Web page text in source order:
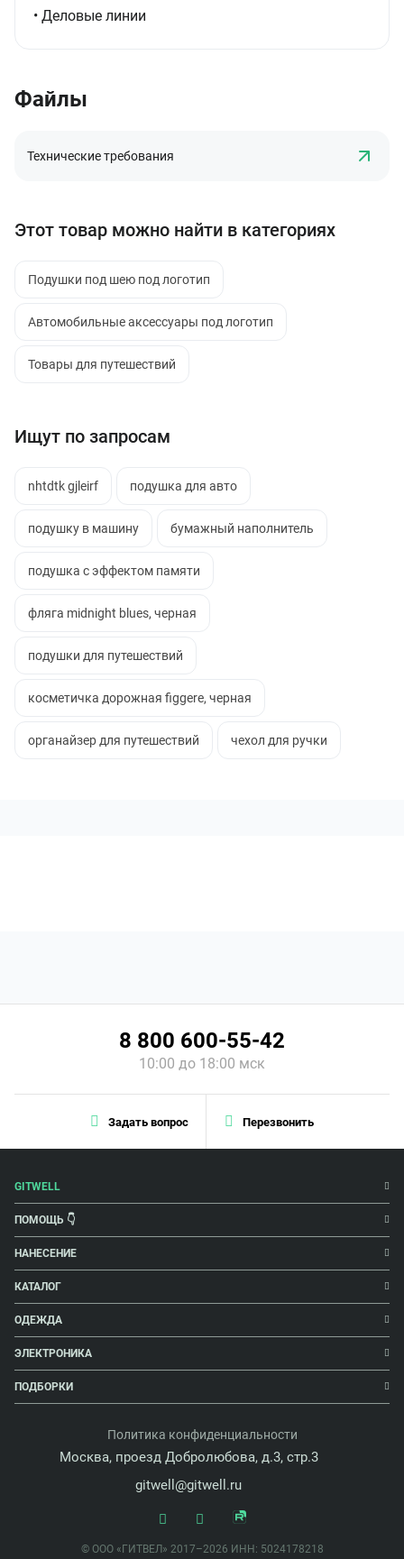
• Деловые линии
Файлы
Технические требования
Этот товар можно найти в категориях
Подушки под шею под логотип
Автомобильные аксессуары под логотип
Товары для путешествий
Ищут по запросам
nhtdtk gjleirf подушка для авто
подушку в машину бумажный наполнитель
подушка с эффектом памяти
фляга midnight blues, черная
подушки для путешествий
косметичка дорожная figgere, черная
органайзер для путешествий чехол для ручки
Задать вопрос Перезвонить
8 800 600-55-42
10:00 до 18:00 мск
GITWELL
ПОМОЩЬ 👇
НАНЕСЕНИЕ
КАТАЛОГ
ОДЕЖДА
ЭЛЕКТРОНИКА
ПОДБОРКИ
Политика конфиденциальности
Москва, проезд Добролюбова, д.3, стр.3
gitwell@gitwell.ru
© ООО «ГИТВЕЛ» 2017–2026 ИНН: 5024178218